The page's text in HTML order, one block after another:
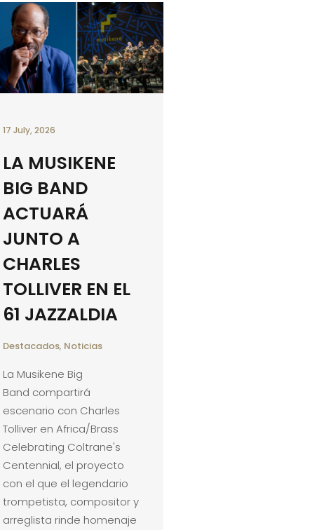
17 July, 2026
LA MUSIKENE
BIG BAND
ACTUARÁ
JUNTO A
CHARLES
TOLLIVER EN EL
61 JAZZALDIA
Destacados, Noticias
La Musikene Big
Band compartirá
escenario con Charles
Tolliver en Africa/Brass
Celebrating Coltrane's
Centennial, el proyecto
con el que el legendario
trompetista, compositor y
arreglista rinde homenaje